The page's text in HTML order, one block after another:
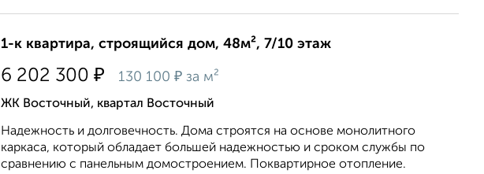
1-к квартира, строящийся дом, 48м², 7/10 этаж
6 202 300 ₽ 130 100 ₽ за м²
ЖК Восточный, квартал Восточный
Надежность и долговечность. Дома строятся на основе монолитного
каркаса, который обладает большей надежностью и сроком службы по
сравнению с панельным домостроением. Поквартирное отопление.